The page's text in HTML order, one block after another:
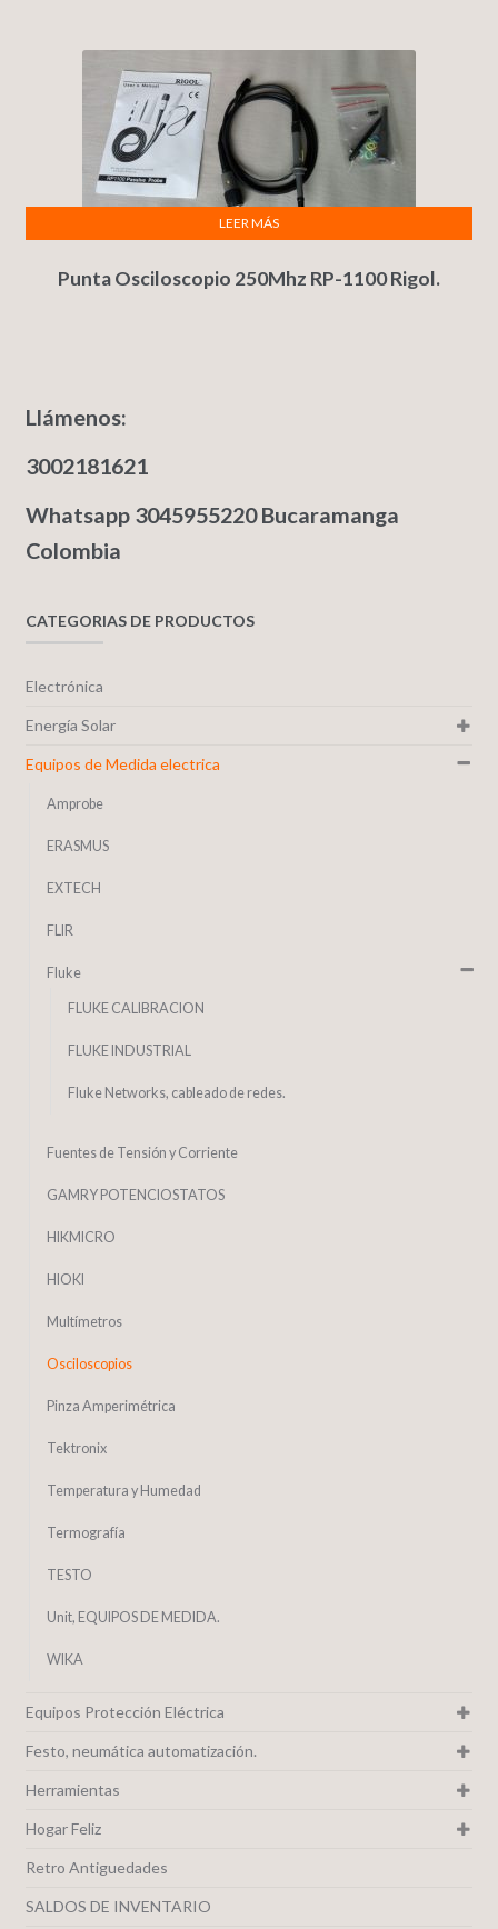
Punta Osciloscopio 250Mhz RP-1100 Rigol.
LEER MÁS
Llámenos:
3002181621
Whatsapp 3045955220 Bucaramanga
Colombia
CATEGORIAS DE PRODUCTOS
Electrónica
Energía Solar
Equipos de Medida electrica
Amprobe
ERASMUS
EXTECH
FLIR
Fluke
FLUKE CALIBRACION
FLUKE INDUSTRIAL
Fluke Networks, cableado de redes.
Fuentes de Tensión y Corriente
GAMRY POTENCIOSTATOS
HIKMICRO
HIOKI
Multímetros
Osciloscopios
Pinza Amperimétrica
Tektronix
Temperatura y Humedad
Termografía
TESTO
Unit, EQUIPOS DE MEDIDA.
WIKA
Equipos Protección Eléctrica
Festo, neumática automatización.
Herramientas
Hogar Feliz
Retro Antiguedades
SALDOS DE INVENTARIO